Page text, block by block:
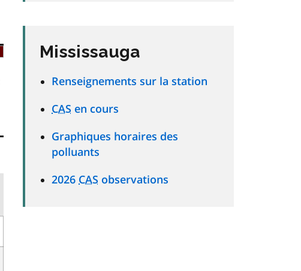
Mississauga
Renseignements sur la station
CAS en cours
Graphiques horaires des
polluants
2026 CAS observations